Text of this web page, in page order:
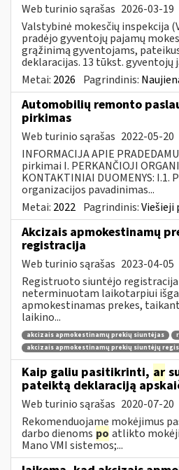
Web turinio sąrašas 2026-03-19
Valstybinė mokesčių inspekcija
pradėjo gyventojų pajamų
grąžinimą gyventojams,
deklaracijas. 13 tūkst. gyventojų
Metai: 2026 Pagrindinis:
Automobilių remonto
pirkimas
Web turinio sąrašas 2022-05-20
INFORMACIJA APIE
pirkimai I. PERKANČIOJI
KONTAKTINIAI DUOMENYS: I.1.
organizacijos pavadinimas...
Metai: 2022 Pagrindinis:Viešieji
Akcizais apmokestinamų
registracija
Web turinio sąrašas 2023-04-05
Registruoto siuntėjo
neterminuotam laikotarpiui
apmokestinamas prekes,
laikino...
akcizais apmokestinamų prekių siuntėjas
akcizais apmokestinamų prekių siuntėjų
Kaip galiu pasitikrinti, ar
pateiktą deklaraciją
Web turinio sąrašas 2020-07-20
Rekomenduojame mokėjimus
darbo dienoms po atlikto
Mano VMI sistemos;...